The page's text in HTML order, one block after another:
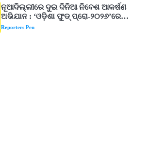
‘ମୋତେ ଦଳରୁ ବାଦ୍ ଦିଅ’, କୋଚ୍ ଓ
ଚୟନକର୍ତ୍ତାଙ୍କୁ ରୋହିତଙ୍କ ଖୋଲା
ଚ୍ୟାଲେଞ୍ଜ! ମହମ୍ମଦ କୈଫଙ୍କ ବଡ଼ ବୟାନ
Reporters Pen